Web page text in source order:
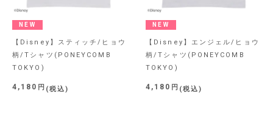
NEW
【Disney】スティッチ/ヒョウ
柄/Tシャツ(PONEYCOMB
TOKYO)
4,180 税込
NEW
【Disney】エンジェル/ヒョウ
柄/Tシャツ(PONEYCOMB
TOKYO)
4,180 税込